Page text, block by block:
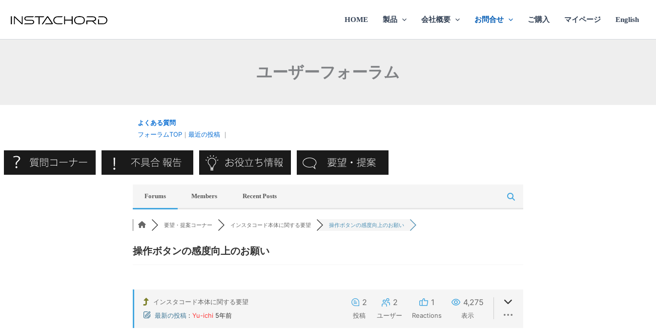
HOME 製品 会社概要 お問合せ ご購入 マイページ English
ユーザーフォーラム
よくある質問
フォーラムTOP ｜ 最近の投稿 ｜
Forums Members Recent Posts
要望・提案コーナー インスタコード本体に関する要望 操作ボタンの感度向上のお願い
操作ボタンの感度向上のお願い
インスタコード本体に関する要望
最新の投稿 : Yu-ichi 5年前
2
投稿
2
ユーザー
1
Reactions
4,275
表示